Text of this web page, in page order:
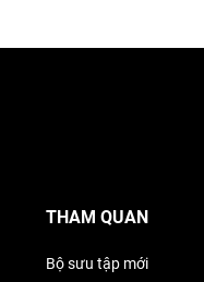
THAM QUAN
Bộ sưu tập mới